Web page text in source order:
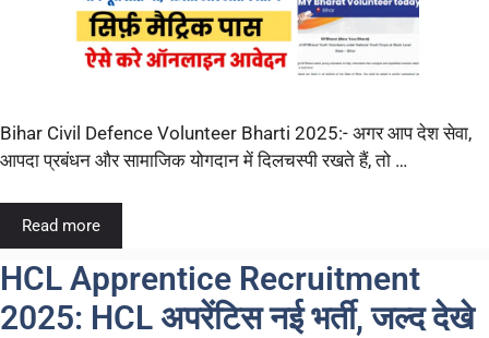
Bihar Civil Defence Volunteer Bharti 2025:- अगर आप देश सेवा,
आपदा प्रबंधन और सामाजिक योगदान में दिलचस्पी रखते हैं, तो …
Read more
HCL Apprentice Recruitment
2025: HCL अपरेंटिस नई भर्ती, जल्द देखे